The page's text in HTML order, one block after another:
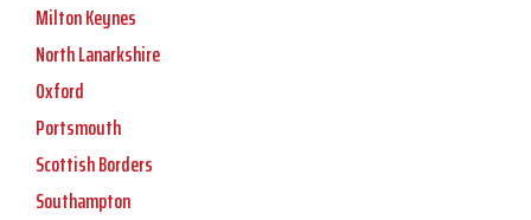
Milton Keynes
North Lanarkshire
Oxford
Portsmouth
Scottish Borders
Southampton